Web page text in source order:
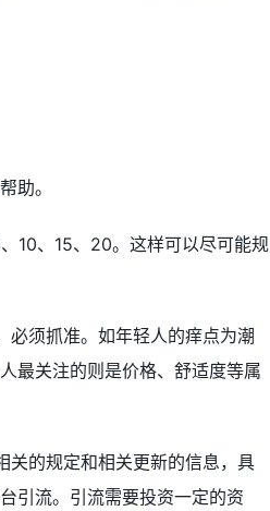
助。
、 10、 15、 20。这样可以尽可能规
必须抓准。如年轻人的痒点为潮
最关注的则是价格、舒适度等属
关的规定和相关更新的信息，具
引流。引流需要投资一定的资